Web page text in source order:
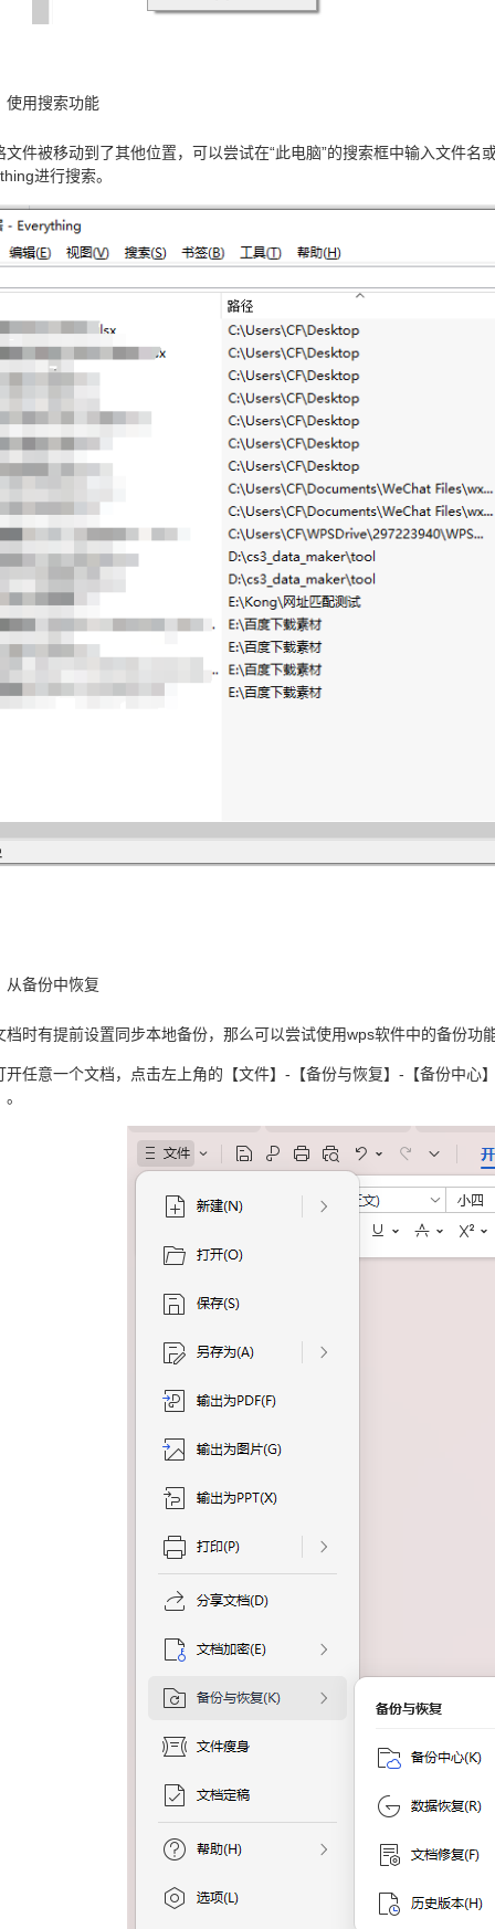
使用搜索功能
文件被移动到了其他位置，可以尝试在“此电脑”的搜索框中输入文件名
进行搜索。
从备份中恢复
档时有提前设置同步本地备份，那么可以尝试使用wps软件中的备份功
开任意一个文档，点击左上角的【文件】-【备份与恢复】-【备份中心